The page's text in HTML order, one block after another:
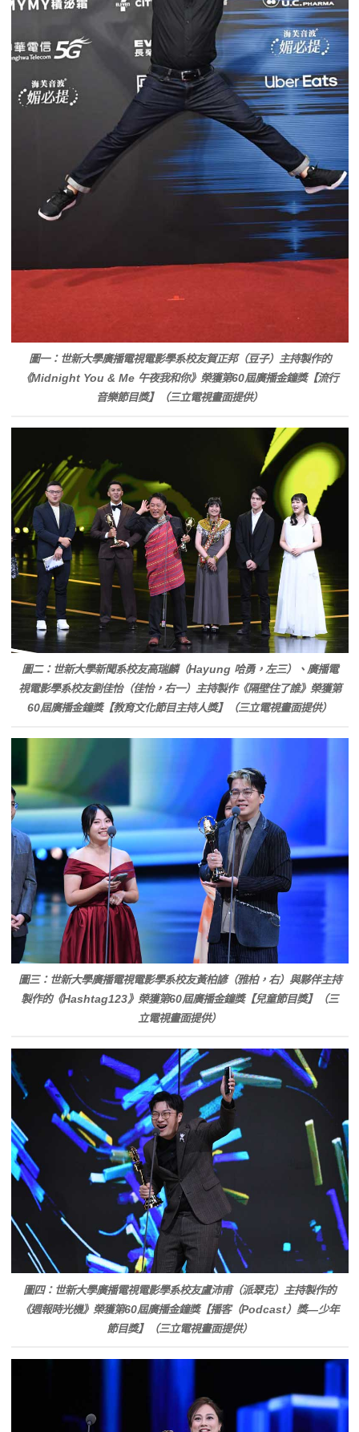
圖一：世新大學廣播電視電影學系校友賀正邦（豆子）主持製作的
《Midnight You & Me 午夜我和你》榮獲第60屆廣播金鐘獎【流行
音樂節目獎】（三立電視畫面提供）
圖二：世新大學新聞系校友高瑞麟（Hayung 哈勇，左三）、廣播電
視電影學系校友劉佳怡（佳怡，右一）主持製作《隔壁住了誰》榮獲第
60屆廣播金鐘獎【教育文化節目主持人獎】（三立電視畫面提供）
圖三：世新大學廣播電視電影學系校友黃柏諺（雅柏，右）與夥伴主持
製作的《Hashtag123》榮獲第60屆廣播金鐘獎【兒童節目獎】（三
立電視畫面提供）
圖四：世新大學廣播電視電影學系校友盧沛甫（派翠克）主持製作的
《週報時光機》榮獲第60屆廣播金鐘獎【播客（Podcast）獎—少年
節目獎】（三立電視畫面提供）